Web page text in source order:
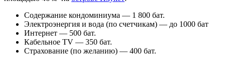
Содержание кондоминиума — 1 800 бат.
Электроэнергия и вода (по счетчикам) — до 1000 бат
Интернет — 500 бат.
Кабельное TV — 350 бат.
Страхование (по желанию) — 400 бат.